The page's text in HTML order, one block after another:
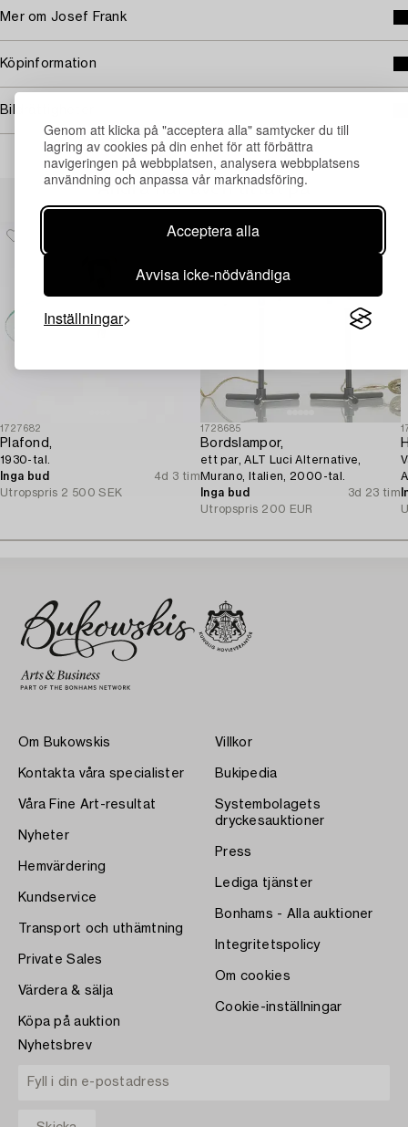
Genom att klicka på "acceptera alla" samtycker du till
lagring av cookies på din enhet för att förbättra
navigeringen på webbplatsen, analysera webbplatsens
användning och anpassa vår marknadsföring.
Acceptera alla
Avvisa icke-nödvändiga
Inställningar
Mer om Josef Frank
Köpinformation
Bildrättigheter
Andra har även tittat på
1727682
Plafond,
1930-tal.
Inga bud
4d 3 tim
Utropspris 2 500 SEK
1728685
Bordslampor,
ett par, ALT Luci Alternative,
Murano, Italien, 2000-tal.
Inga bud
3d 23 tim
Utropspris 200 EUR
Om Bukowskis
Kontakta våra specialister
Våra Fine Art-resultat
Nyheter
Hemvärdering
Kundservice
Transport och uthämtning
Private Sales
Värdera & sälja
Köpa på auktion
Villkor
Bukipedia
Systembolagets
dryckesauktioner
Press
Lediga tjänster
Bonhams - Alla auktioner
Integritetspolicy
Om cookies
Cookie-inställningar
Nyhetsbrev